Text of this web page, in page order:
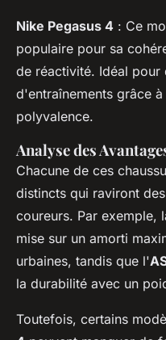
Nike Pegasus 4 : Ce
populaire pour sa
de réactivité. Idéal pour
d'entraînements grâce
polyvalence.
Analyse des
Chacune de ces
distincts qui raviront
coureurs. Par exemple,
mise sur un amorti
urbaines, tandis que l'
la durabilité avec un
Toutefois, certains